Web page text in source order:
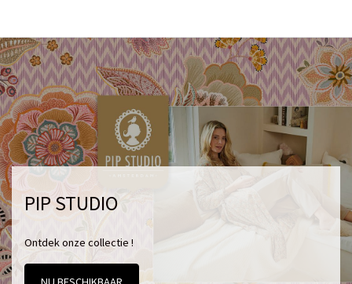
PIP STUDIO
Ontdek onze collectie !